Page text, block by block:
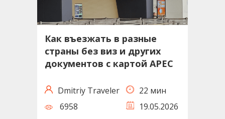
Как въезжать в разные
страны без виз и других
документов с картой APEC
Dmitriy Traveler
22 мин
6958
19.05.2026